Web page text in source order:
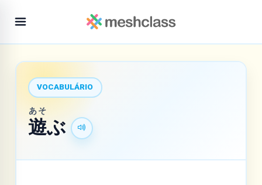
VOCABULÁRIO
遊
あそ
ぶ